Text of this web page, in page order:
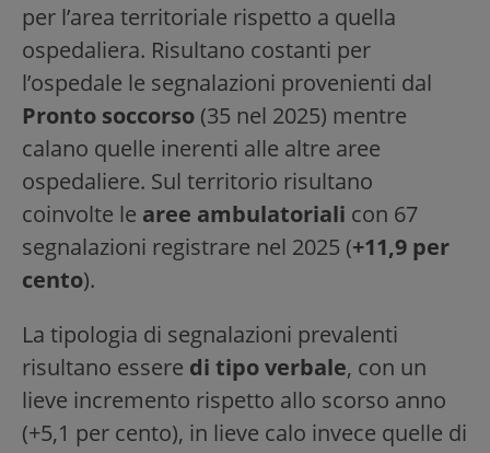
per l’area territoriale rispetto a quella
ospedaliera. Risultano costanti per
l’ospedale le segnalazioni provenienti dal
Pronto soccorso (35 nel 2025) mentre
calano quelle inerenti alle altre aree
ospedaliere. Sul territorio risultano
coinvolte le aree ambulatoriali con 67
segnalazioni registrare nel 2025 (+11,9 per
cento).
La tipologia di segnalazioni prevalenti
risultano essere di tipo verbale, con un
lieve incremento rispetto allo scorso anno
(+5,1 per cento), in lieve calo invece quelle di